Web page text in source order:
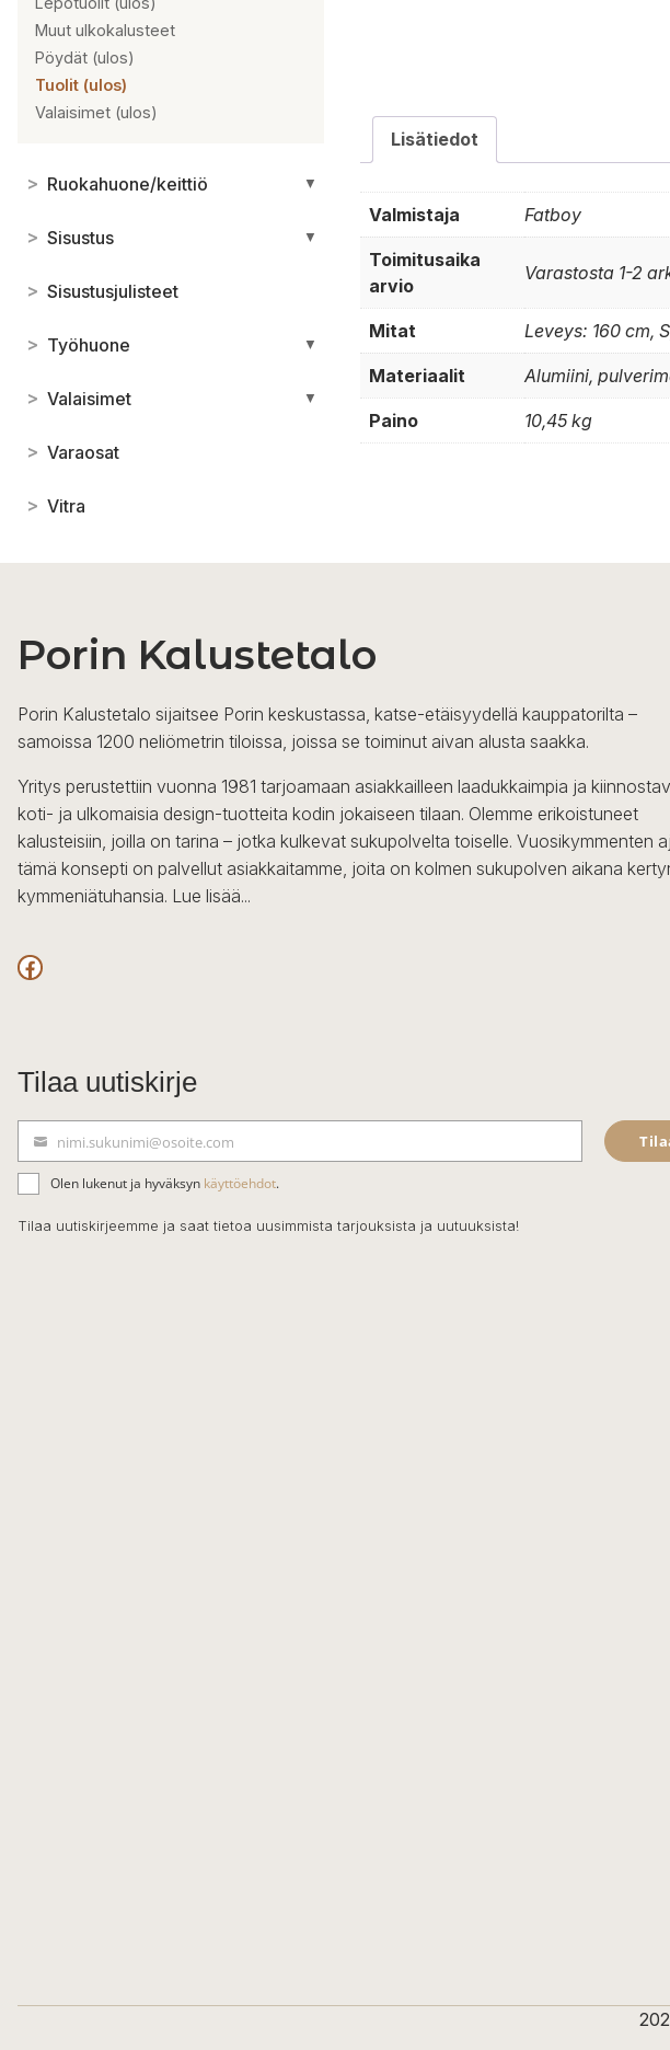
Muut ulkokalusteet
Pöydät (ulos)
Tuolit (ulos)
Valaisimet (ulos)
> Ruokahuone/keittiö ▼
> Sisustus ▼
> Sisustusjulisteet
> Työhuone ▼
> Valaisimet ▼
> Varaosat
> Vitra
Lisätiedot
Valmistaja Fatboy
Toimitusaika
arvio
Varastosta 1-2
Mitat Leveys: 160 cm,
Materiaalit Alumiini,
Paino 10,45 kg
Porin Kalustetalo
Porin Kalustetalo sijaitsee Porin keskustassa, katse-etäisyydellä kauppatorilta –
samoissa 1200 neliömetrin tiloissa, joissa se toiminut aivan alusta saakka.
Yritys perustettiin vuonna 1981 tarjoamaan asiakkailleen laadukkaimpia ja
koti- ja ulkomaisia design-tuotteita kodin jokaiseen tilaan. Olemme erikoistuneet
kalusteisiin, joilla on tarina – jotka kulkevat sukupolvelta toiselle. Vuosikymmenten
tämä konsepti on palvellut asiakkaitamme, joita on kolmen sukupolven aikana
kymmeniätuhansia. Lue lisää...
Facebook
Tilaa uutiskirje
ä
h
k
nimi.sukunimi@osoite.com
Olen lukenut ja hyväksyn käyttöehdot.
Tilaa uutiskirjeemme ja saat tietoa uusimmista tarjouksista ja uutuuksista!